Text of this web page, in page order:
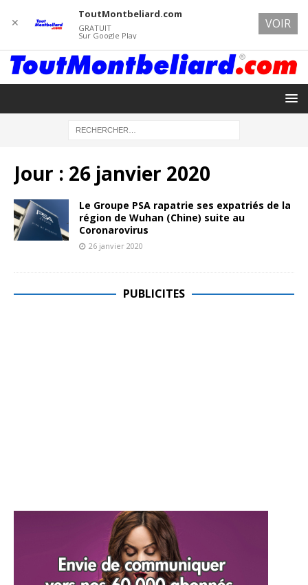
Jour : 26 janvier 2020
Le Groupe PSA rapatrie ses expatriés de la
région de Wuhan (Chine) suite au
Coronarovirus
26 janvier 2020
PUBLICITES
✕
ToutMontbeliard.com
GRATUIT
Sur Google Play
VOIR